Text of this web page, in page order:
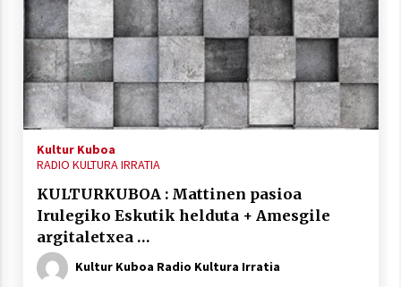
Arrosaren laburpen bideoa Hamaika
2021/06/30
Kultur Kuboa
RADIO KULTURA IRRATIA
KULTURKUBOA : Mattinen pasioa
Irulegiko Eskutik helduta + Amesgile
argitaletxea …
Kultur Kuboa Radio Kultura Irratia